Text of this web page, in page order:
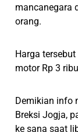
mancanegara
orang.
Harga
motor Rp 3
Demikian info
Breksi Jogja,
ke sana saat